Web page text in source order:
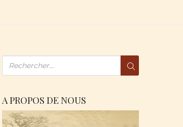
A PROPOS DE NOUS